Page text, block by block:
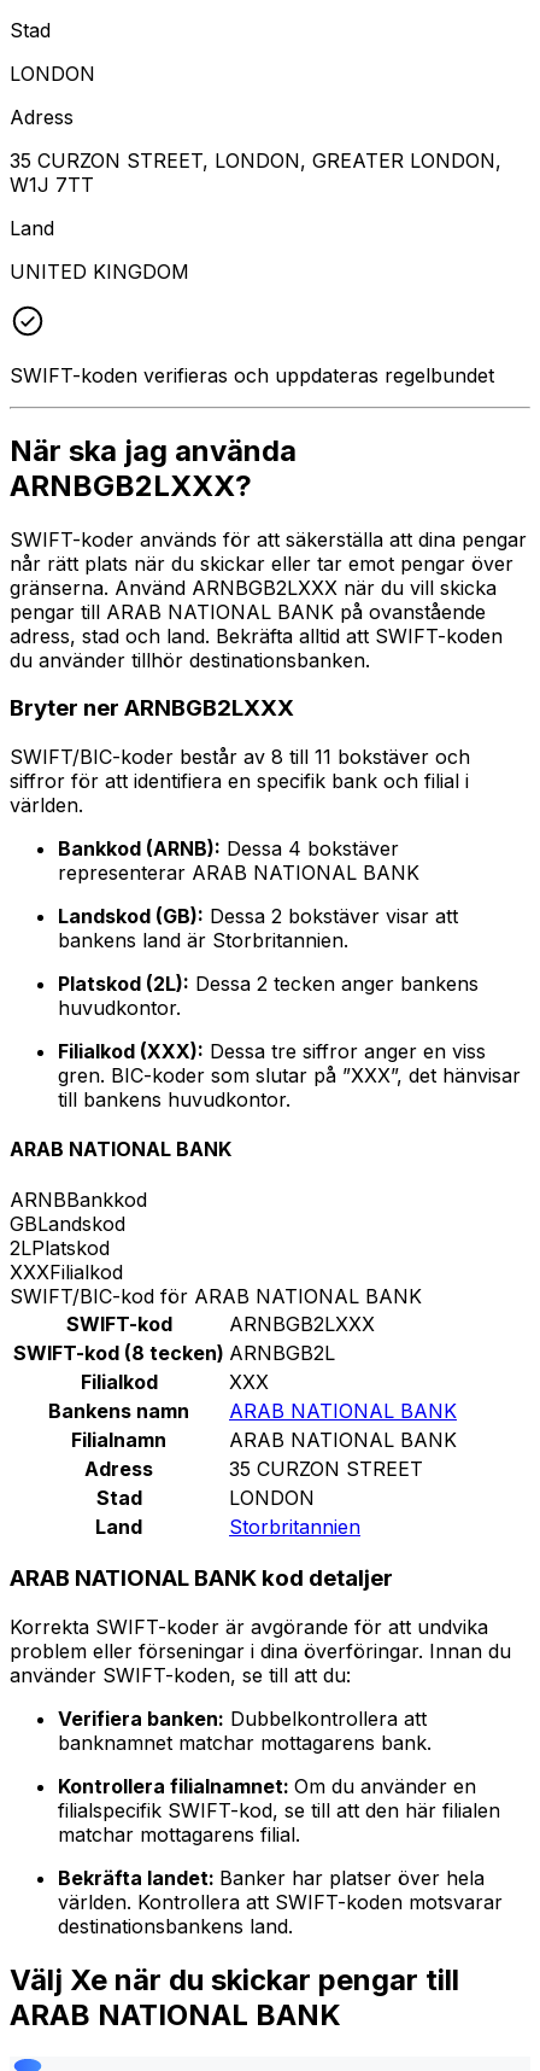
Stad
LONDON
Adress
35 CURZON STREET, LONDON, GREATER LONDON,
W1J 7TT
Land
UNITED KINGDOM
SWIFT-koden verifieras och uppdateras regelbundet
När ska jag använda
ARNBGB2LXXX?
SWIFT-koder används för att säkerställa att dina pengar
når rätt plats när du skickar eller tar emot pengar över
gränserna. Använd ARNBGB2LXXX när du vill skicka
pengar till ARAB NATIONAL BANK på ovanstående
adress, stad och land. Bekräfta alltid att SWIFT-koden
du använder tillhör destinationsbanken.
Bryter ner ARNBGB2LXXX
SWIFT/BIC-koder består av 8 till 11 bokstäver och
siffror för att identifiera en specifik bank och filial i
världen.
Bankkod (ARNB): Dessa 4 bokstäver
representerar ARAB NATIONAL BANK
Landskod (GB): Dessa 2 bokstäver visar att
bankens land är Storbritannien.
Platskod (2L): Dessa 2 tecken anger bankens
huvudkontor.
Filialkod (XXX): Dessa tre siffror anger en viss
gren. BIC-koder som slutar på ”XXX”, det hänvisar
till bankens huvudkontor.
ARAB NATIONAL BANK
ARNBBankkod
GBLandskod
2LPlatskod
XXXFilialkod
SWIFT/BIC-kod för ARAB NATIONAL BANK
SWIFT-kod
ARNBGB2LXXX
SWIFT-kod (8 tecken) ARNBGB2L
Filialkod
XXX
Bankens namn
ARAB NATIONAL BANK
Filialnamn
ARAB NATIONAL BANK
Adress
35 CURZON STREET
Stad
LONDON
Land
Storbritannien
ARAB NATIONAL BANK kod detaljer
Korrekta SWIFT-koder är avgörande för att undvika
problem eller förseningar i dina överföringar. Innan du
använder SWIFT-koden, se till att du:
Verifiera banken: Dubbelkontrollera att
banknamnet matchar mottagarens bank.
Kontrollera filialnamnet: Om du använder en
filialspecifik SWIFT-kod, se till att den här filialen
matchar mottagarens filial.
Bekräfta landet: Banker har platser över hela
världen. Kontrollera att SWIFT-koden motsvarar
destinationsbankens land.
Välj Xe när du skickar pengar till
ARAB NATIONAL BANK